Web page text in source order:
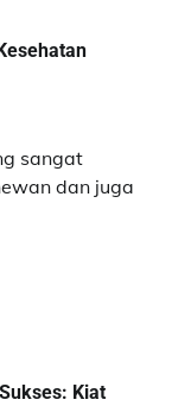
sangat
dan juga
Kiat